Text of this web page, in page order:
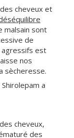
des cheveux et
malsain sont
de
est
nos
sècheresse.
a
cheveux,
des